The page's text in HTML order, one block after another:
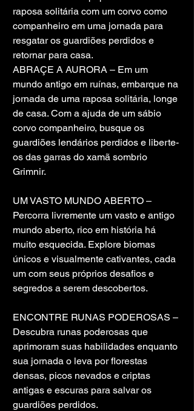
raposa solitária com um corvo como
companheiro em uma jornada para
resgatar os guardiões perdidos e
retornar para casa.
ABRAÇE A AURORA – Em um
mundo antigo em ruínas, embarque na
jornada de uma raposa solitária, longe
de casa. Com a ajuda de um sábio
corvo companheiro, busque os
guardiões lendários perdidos e liberte-
os das garras do xamã sombrio
Grimnir.
UM VASTO MUNDO ABERTO –
Percorra livremente um vasto e antigo
mundo aberto, rico em história há
muito esquecida. Explore biomas
únicos e visualmente cativantes, cada
um com seus próprios desafios e
segredos a serem descobertos.
ENCONTRE RUNAS PODEROSAS –
Descubra runas poderosas que
aprimoram suas habilidades enquanto
sua jornada o leva por florestas
densas, picos nevados e criptas
antigas e escuras para salvar os
guardiões perdidos.